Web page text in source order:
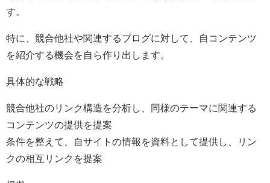
す。
特に、競合他社や関連するブログに対して、自コンテンツ
を紹介する機会を自ら作り出します。
具体的な戦略
競合他社のリンク構造を分析し、同様のテーマに関連する
コンテンツの提供を提案
条件を整えて、自サイトの情報を資料として提供し、リン
クの相互リンクを提案